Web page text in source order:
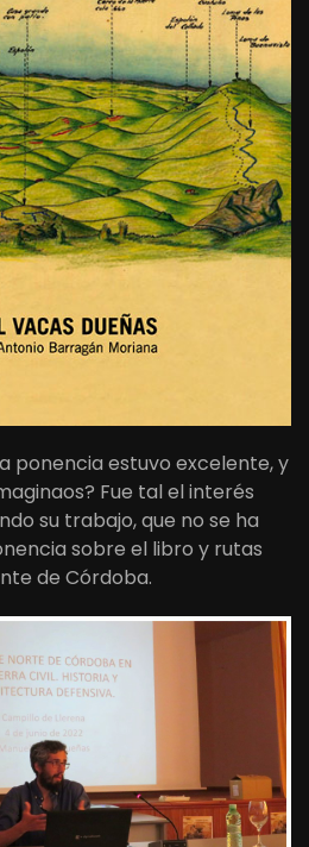
ponencia estuvo excelente, y
Fue tal el interés
su trabajo, que no se ha
sobre el libro y rutas
de Córdoba.